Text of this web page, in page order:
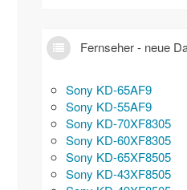
Fernseher - neue
Sony KD-65AF9
Sony KD-55AF9
Sony KD-70XF8305
Sony KD-60XF8305
Sony KD-65XF8505
Sony KD-43XF8505